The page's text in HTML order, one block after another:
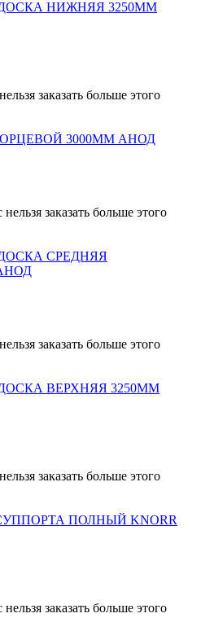
ДОСКА НИЖНЯЯ 3250ММ
заказать больше этого
3000ММ АНОД
заказать больше этого
ДОСКА СРЕДНЯЯ
заказать больше этого
ДОСКА ВЕРХНЯЯ 3250ММ
заказать больше этого
ПОЛНЫЙ KNORR
заказать больше этого